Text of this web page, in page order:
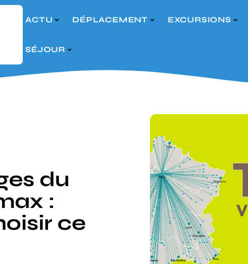
ACTU DÉPLACEMENT EXCURSIONS
SÉJOUR
du
:
ce